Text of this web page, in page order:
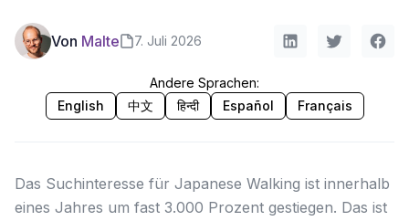
Von Malte 7. Juli 2026
Andere Sprachen:
English
中文 हिन्दी Español Français
Das Suchinteresse für Japanese Walking ist innerhalb
eines Jahres um fast 3.000 Prozent gestiegen. Das ist